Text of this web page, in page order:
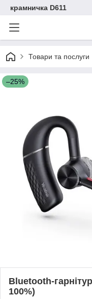
крамничка D611
Товари та послуги
–25%
Bluetooth-
100%)